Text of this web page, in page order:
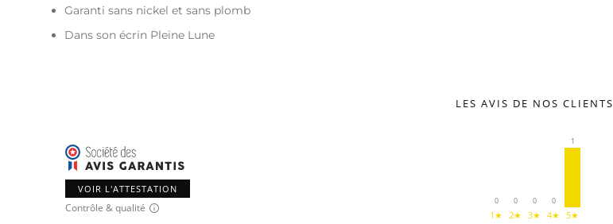
Garanti sans nickel et sans plomb
Dans son écrin Pleine Lune
LES AVIS DE NOS CLIENTS
VOIR L'ATTESTATION
Contrôle & qualité
0
1★
0
2★
0
3★
0
4★
1
5★